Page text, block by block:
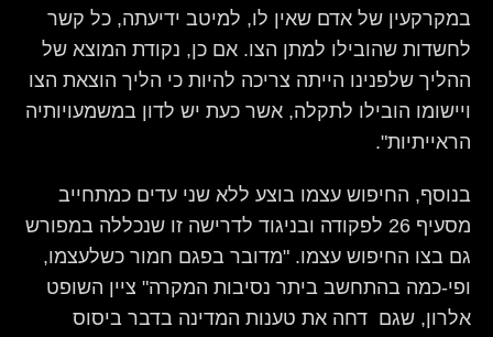
במקרקעין של אדם שאין לו, למיטב ידיעתה, כל קשר
לחשדות שהובילו למתן הצו. אם כן, נקודת המוצא של
ההליך שלפנינו הייתה צריכה להיות כי הליך הוצאת הצו
ויישומו הובילו לתקלה, אשר כעת יש לדון במשמעויותיה
הראייתיות".
בנוסף, החיפוש עצמו בוצע ללא שני עדים כמתחייב
מסעיף 26 לפקודה ובניגוד לדרישה זו שנכללה במפורש
גם בצו החיפוש עצמו. "מדובר בפגם חמור כשלעצמו,
ופי-כמה בהתחשב ביתר נסיבות המקרה" ציין השופט
אלרון, שגם דחה את טענות המדינה בדבר ביסוס